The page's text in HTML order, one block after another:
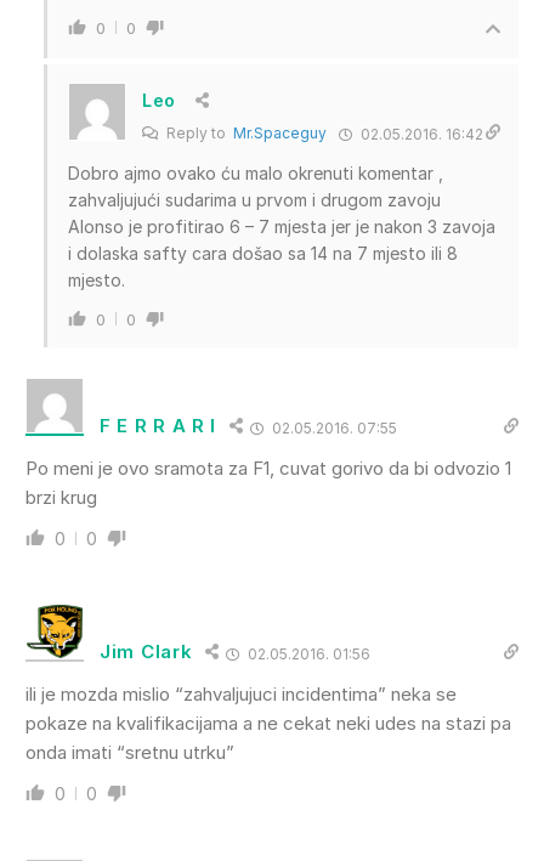
0 0
Leo
Reply to Mr.Spaceguy 02.05.2016. 16:42
Dobro ajmo ovako ću malo okrenuti komentar ,
zahvaljujući sudarima u prvom i drugom zavoju
Alonso je profitirao 6 – 7 mjesta jer je nakon 3 zavoja
i dolaska safty cara došao sa 14 na 7 mjesto ili 8
mjesto.
0 0
F E R R A R I 02.05.2016. 07:55
Po meni je ovo sramota za F1, cuvat gorivo da bi odvozio 1
brzi krug
0 0
Jim Clark 02.05.2016. 01:56
ili je mozda mislio “zahvaljujuci incidentima” neka se
pokaze na kvalifikacijama a ne cekat neki udes na stazi pa
onda imati “sretnu utrku”
0 0